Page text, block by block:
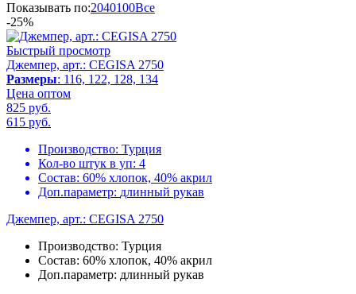
Показывать по:2040100Все
-25%
Быстрый просмотр
Джемпер, арт.: CEGISA 2750
Размеры: 116, 122, 128, 134
Цена оптом
825 руб.
615 руб.
Производство: Турция
Кол-во штук в уп: 4
Состав: 60% хлопок, 40% акрил
Доп.параметр: длинный рукав
Джемпер, арт.: CEGISA 2750
Производство: Турция
Состав: 60% хлопок, 40% акрил
Доп.параметр: длинный рукав